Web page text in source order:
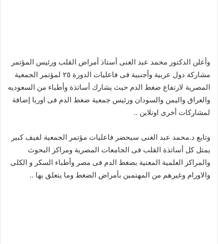
وأعلن الدكتور محمد عبد الغنى أستاذ أمراض القلب ورئيس المؤتمر
مشاركة دول عربية وأجنبية فى فاعليات الدورة ٢٥ لمؤتمر الجمعية
المصرية لارتفاع ضغط الدم حيث يشارك أساتذة وأطباء من السعوديه
والعراق واليمن والسودان ورئيس جمعية ضغط الدم فى اوربا إضافة
لمشاركات أخرى اونلاين ..
وتابع د.محمد عبد الغنى سيحضر فاعليات مؤتمر الجمعية لفيف كبير
يمثل كل أساتذة القلب فى الجامعات المصرية ومراكز البحوث
والمراكز العلمية المعنية بضغط الدم فى مصر وأطباء السكر و الكلى
والاورام وغيرهم من المهتمين بأمراض الضغط وما يتعلق بها ..